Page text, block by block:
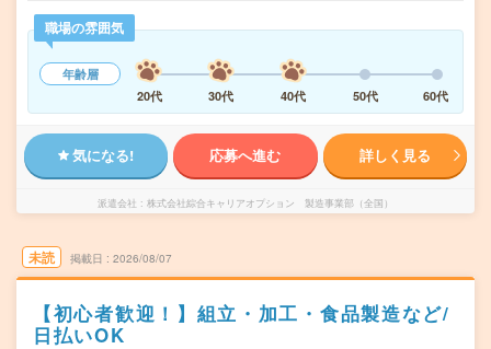
職場の雰囲気
年齢層
20代
30代 40代 50代 60代
気になる! 応募へ進む 詳しく見る
派遣会社 株式会社綜合キャリアオプション 製造事業部（全国）
未読 掲載日 2026/08/07
【初心者歓迎！】組立・加工・食品製造など/
日払いOK